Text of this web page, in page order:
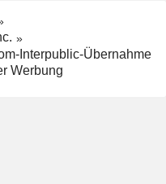
Interpublic-Übernahme
Werbung